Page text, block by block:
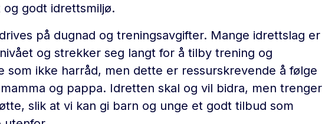
godt idrettsmiljø.
på dugnad og treningsavgifter. Mange idrettslag er
og strekker seg langt for å tilby trening og
som ikke harråd, men dette er ressurskrevende å følge
og pappa. Idretten skal og vil bidra, men trenger
slik at vi kan gi barn og unge et godt tilbud som